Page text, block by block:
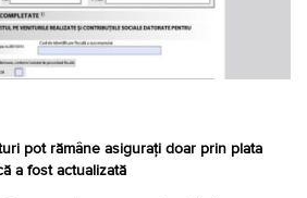
pot rămâne asigurați doar prin plata
a fost actualizată